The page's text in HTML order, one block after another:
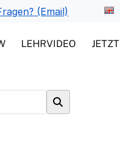
(Email)
LEHRVIDEO